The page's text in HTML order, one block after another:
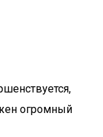
огромный